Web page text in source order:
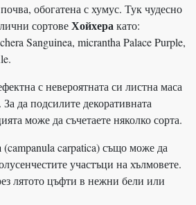
обогатена с хумус. Тук чудесно
сортовеХойхеракато:
Sanguinea, micrantha Palace Purple,
с невероятната си листна маса
да подсилите декоративната
може да съчетаете няколко сорта.
(campanula carpatica) също може да
участъци на хълмовете.
лятото цъфти в нежни бели или